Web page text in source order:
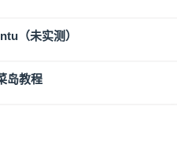
（未实测）
岛教程